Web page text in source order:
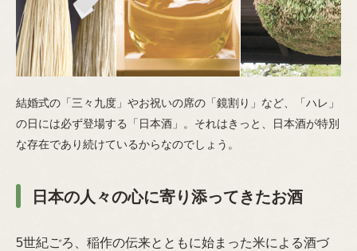
結婚式の「三々九度」やお祝いの席の「鏡割り」など、「ハレ」
の日には必ず登場する「日本酒」。それはきっと、日本酒が特別
な存在であり続けているからなのでしょう。
日本の人々の心に寄り添ってきたお酒
5世紀ごろ、稲作の伝来とともに始まった米による酒づ